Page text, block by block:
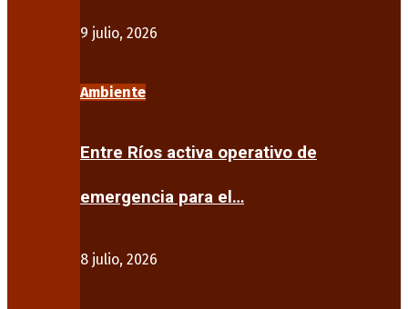
9 julio, 2026
Ambiente
Entre Ríos activa operativo de
emergencia para el…
8 julio, 2026